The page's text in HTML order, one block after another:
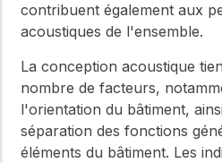
contribuent également aux
acoustiques de l'ensemble.
La conception acoustique
nombre de facteurs,
l'orientation du bâtiment,
séparation des fonctions
éléments du bâtiment. Les